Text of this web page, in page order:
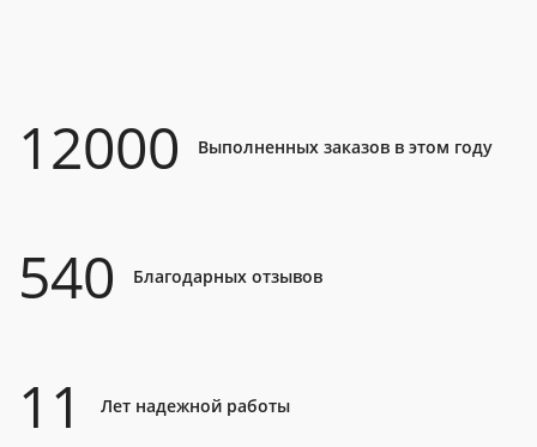
12000 Выполненных заказов в этом году
540 Благодарных отзывов
11 Лет надежной работы